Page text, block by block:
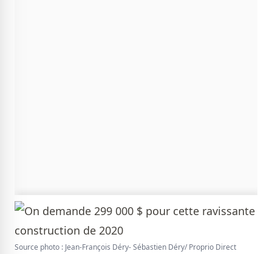
Source photo : Jean-François Déry- Sébastien Déry/ Proprio Direct